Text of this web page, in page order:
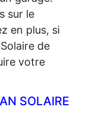
sur le
en plus, si
de
votre
SOLAIRE